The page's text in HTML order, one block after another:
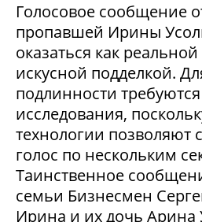
Голосовое сообщение
пропавшей Ирины
оказаться как
искусной подделкой.
подлинности
исследования,
технологии позволяют
голос по нескольким
Таинственное
семьи Бизнесмен
Ирина и их дочь Арина